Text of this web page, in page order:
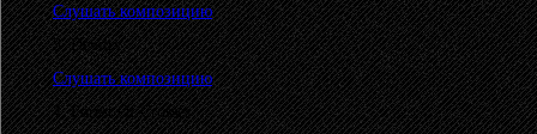
Слушать композицию
3. Devilry
Слушать композицию
4. Forest Of Crosses